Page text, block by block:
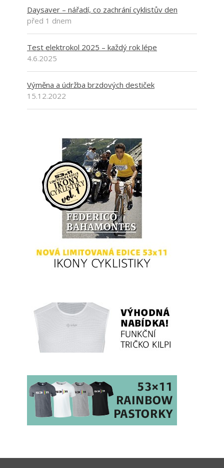
Daysaver – nářadí, co zachrání cyklistův den
před 1 dnem
Test elektrokol 2025 – každý rok lépe
4.6.2025
Výměna a údržba brzdových destiček
15.12.2022